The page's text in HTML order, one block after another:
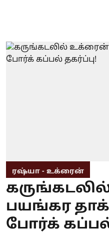
ரஷ்யா - உக்ரைன்
பயங்கர
போர்க் கப்பல்